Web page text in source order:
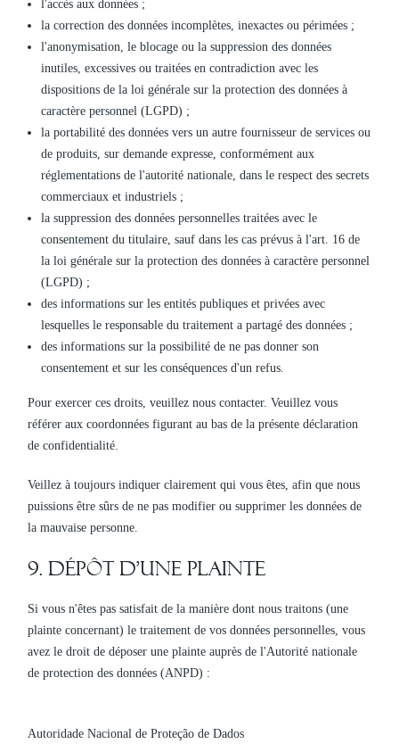
l'accès aux données ;
la correction des données incomplètes, inexactes ou périmées ;
l'anonymisation, le blocage ou la suppression des données
inutiles, excessives ou traitées en contradiction avec les
dispositions de la loi générale sur la protection des données à
caractère personnel (LGPD) ;
la portabilité des données vers un autre fournisseur de services ou
de produits, sur demande expresse, conformément aux
réglementations de l'autorité nationale, dans le respect des secrets
commerciaux et industriels ;
la suppression des données personnelles traitées avec le
consentement du titulaire, sauf dans les cas prévus à l'art. 16 de
la loi générale sur la protection des données à caractère personnel
(LGPD) ;
des informations sur les entités publiques et privées avec
lesquelles le responsable du traitement a partagé des données ;
des informations sur la possibilité de ne pas donner son
consentement et sur les conséquences d'un refus.
Pour exercer ces droits, veuillez nous contacter. Veuillez vous
référer aux coordonnées figurant au bas de la présente déclaration
de confidentialité.
Veillez à toujours indiquer clairement qui vous êtes, afin que nous
puissions être sûrs de ne pas modifier ou supprimer les données de
la mauvaise personne.
9. Dépôt d'une plainte
Si vous n'êtes pas satisfait de la manière dont nous traitons (une
plainte concernant) le traitement de vos données personnelles, vous
avez le droit de déposer une plainte auprès de l'Autorité nationale
de protection des données (ANPD) :
Autoridade Nacional de Proteção de Dados